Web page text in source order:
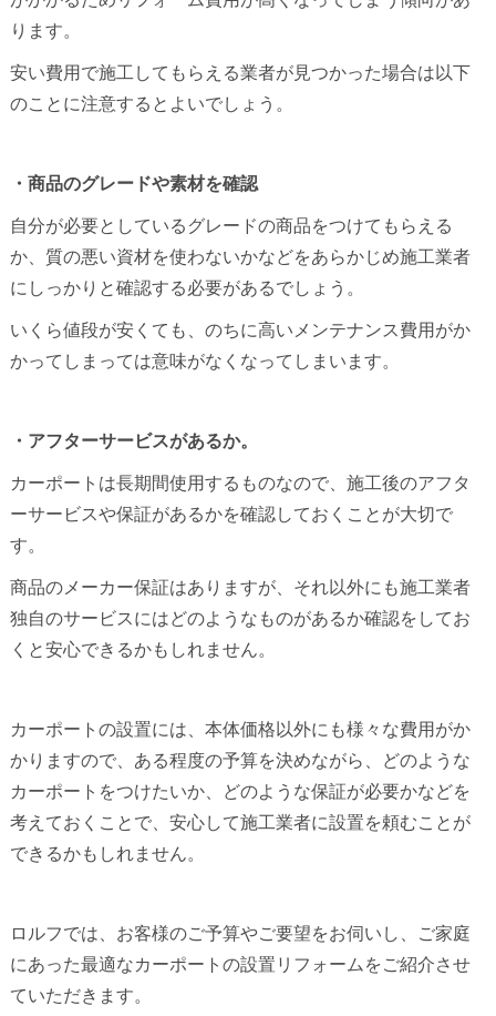
ります。
安い費用で施工してもらえる業者が見つかった場合は以下
のことに注意するとよいでしょう。
・商品のグレードや素材を確認
自分が必要としているグレードの商品をつけてもらえる
か、質の悪い資材を使わないかなどをあらかじめ施工業者
にしっかりと確認する必要があるでしょう。
いくら値段が安くても、のちに高いメンテナンス費用がか
かってしまっては意味がなくなってしまいます。
・アフターサービスがあるか。
カーポートは長期間使用するものなので、施工後のアフタ
ーサービスや保証があるかを確認しておくことが大切で
す。
商品のメーカー保証はありますが、それ以外にも施工業者
独自のサービスにはどのようなものがあるか確認をしてお
くと安心できるかもしれません。
カーポートの設置には、本体価格以外にも様々な費用がか
かりますので、ある程度の予算を決めながら、どのような
カーポートをつけたいか、どのような保証が必要かなどを
考えておくことで、安心して施工業者に設置を頼むことが
できるかもしれません。
ロルフでは、お客様のご予算やご要望をお伺いし、ご家庭
にあった最適なカーポートの設置リフォームをご紹介させ
ていただきます。